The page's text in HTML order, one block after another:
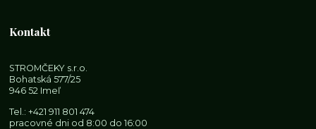
Kontakt
STROMČEKY s.r.o.
Bohatská 577/25
946 52 Imeľ
Tel.:+421 911 801 474
pracovné dni od 8:00 do 16:00